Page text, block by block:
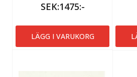
SEK:1475:-
LÄGG I VARUKORG